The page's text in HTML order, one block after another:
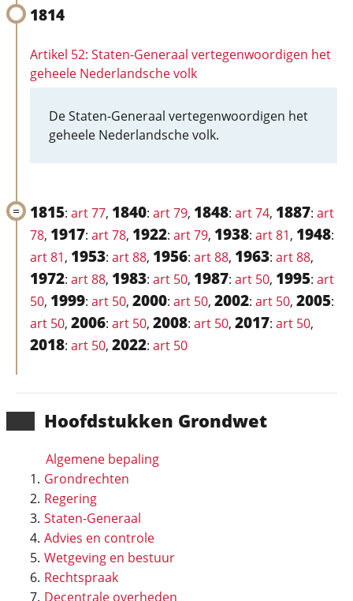
Hoofd­stukken Grondwet
Algemene bepaling
Grondrechten
Regering
Staten-Generaal
Advies en controle
Wetgeving en bestuur
Rechtspraak
Decentrale overheden
1814
Artikel 52: Staten-Generaal vertegenwoordigen het
geheele Nederlandsche volk
De Staten-Generaal vertegenwoordigen het
geheele Nederlandsche volk.
1815: art 77, 1840: art 79, 1848: art 74, 1887: art
78, 1917: art 78, 1922: art 79, 1938: art 81, 1948:
art 81, 1953: art 88, 1956: art 88, 1963: art 88,
1972: art 88, 1983: art 50, 1987: art 50, 1995: art
50, 1999: art 50, 2000: art 50, 2002: art 50, 2005:
art 50, 2006: art 50, 2008: art 50, 2017: art 50,
2018: art 50, 2022: art 50